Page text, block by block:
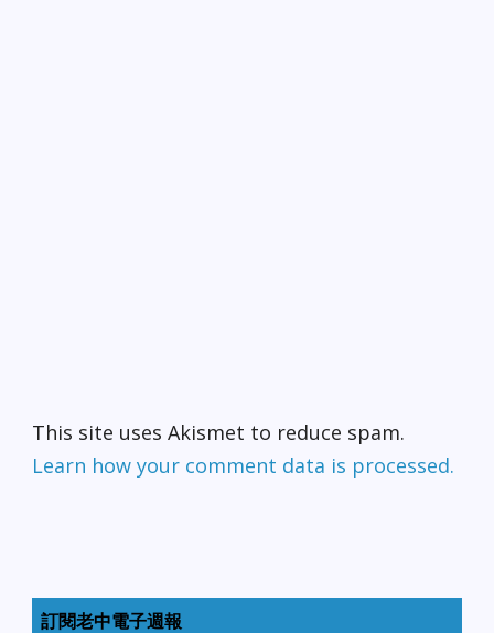
This site uses Akismet to reduce spam.
Learn how your comment data is processed.
訂閱老中電子週報